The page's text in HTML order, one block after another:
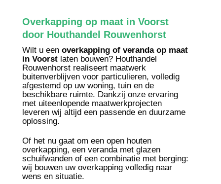
Overkapping op maat in Voorst
door Houthandel Rouwenhorst
Wilt u een overkapping of veranda op maat
in Voorst laten bouwen? Houthandel
Rouwenhorst realiseert maatwerk
buitenverblijven voor particulieren, volledig
afgestemd op uw woning, tuin en de
beschikbare ruimte. Dankzij onze ervaring
met uiteenlopende maatwerkprojecten
leveren wij altijd een passende en duurzame
oplossing.
Of het nu gaat om een open houten
overkapping, een veranda met glazen
schuifwanden of een combinatie met berging:
wij bouwen uw overkapping volledig naar
wens en situatie.